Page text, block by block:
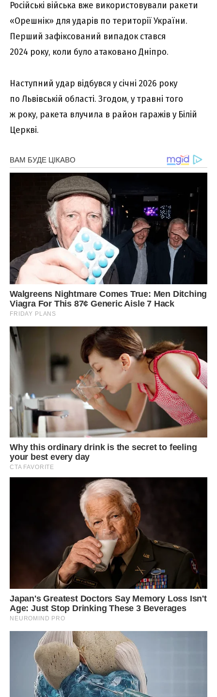
Російські війська вже використовували ракети
«Орешнік» для ударів по території України.
Перший зафіксований випадок стався
2024 року, коли було атаковано Дніпро.
Наступний удар відбувся у січні 2026 року
по Львівській області. Згодом, у травні того
ж року, ракета влучила в район гаражів у Білій
Церкві.